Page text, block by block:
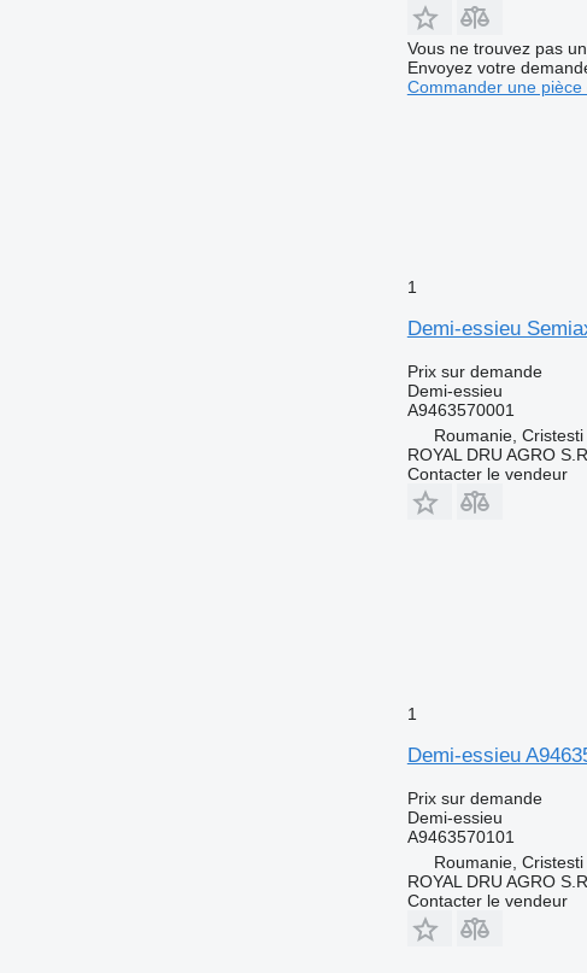
Vous ne trouvez pas
Envoyez votre
Commander une pièce
1
Demi-essieu
Prix sur demande
Demi-essieu
A9463570001
Roumanie, Cristesti
ROYAL DRU AGRO
Contacter le vendeur
1
Demi-essieu
Prix sur demande
Demi-essieu
A9463570101
Roumanie, Cristesti
ROYAL DRU AGRO
Contacter le vendeur